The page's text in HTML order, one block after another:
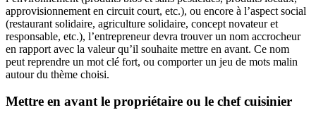
approvisionnement en circuit court, etc.), ou encore à l’aspect social
(restaurant solidaire, agriculture solidaire, concept novateur et
responsable, etc.), l’entrepreneur devra trouver un nom accrocheur
en rapport avec la valeur qu’il souhaite mettre en avant. Ce nom
peut reprendre un mot clé fort, ou comporter un jeu de mots malin
autour du thème choisi.
Mettre en avant le propriétaire ou le chef cuisinier